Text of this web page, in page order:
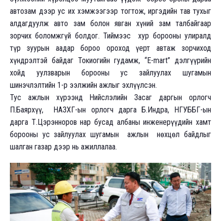
автозам дээр ус их хэмжээгээр тогтож, иргэдийн тав тухыг
алдагдуулж авто зам болон явган хүний зам талбайгаар
зорчих боломжгүй болдог. Тиймээс хур борооны улиралд
түр зуурын аадар бороо ороход үерт автаж зорчиход
хүндрэлтэй байдаг Токиогийн гудамж, “E-mart” дэлгүүрийн
хойд уулзварын борооны ус зайлуулах шугамын
шинэчлэлтийн 1-р ээлжийн ажлыг эхлүүлсэн.
Тус ажлын хүрээнд Нийслэлийн Засаг даргын орлогч
П.Баярхүү, НАЗХГ-ын орлогч дарга Б.Индра, НГУББГ-ын
дарга Т.Цэрэнноров нар бусад албаны инженерүүдийн хамт
борооны ус зайлуулах шугамын ажлын нөхцөл байдлыг
шалган газар дээр нь ажиллалаа.